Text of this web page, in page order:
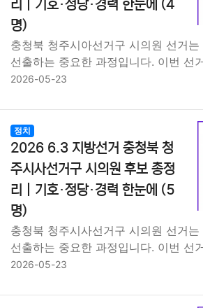
리｜기호·정당·경력 한눈에 (4
명)
충청북 청주시아선거구 시의원 선거
선출하는 중요한 과정입니다. 이번 선
2026-05-23
정치
2026 6.3 지방선거 충청북 청
주시사선거구 시의원 후보 총정
리｜기호·정당·경력 한눈에 (5
명)
충청북 청주시사선거구 시의원 선거
선출하는 중요한 과정입니다. 이번 선
2026-05-23